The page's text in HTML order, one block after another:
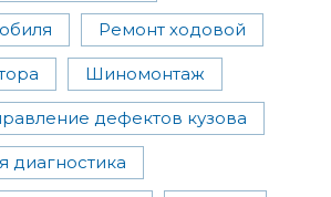
Ремонт ходовой
Шиномонтаж
дефектов кузова
диагностика